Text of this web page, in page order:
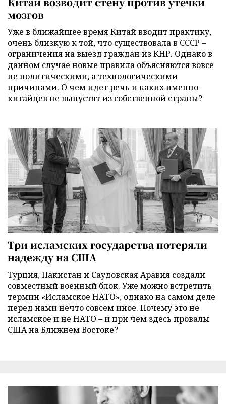
мозгов
Уже в ближайшее время Китай вводит практику,
очень близкую к той, что существовала в СССР –
ограничения на выезд граждан из КНР. Однако в
данном случае новые правила объясняются вовсе
не политическими, а технологическими
причинами. О чем идет речь и каких именно
китайцев не выпустят из собственной страны?
Три исламских государства потеряли
надежду на США
Турция, Пакистан и Саудовская Аравия создали
совместный военный блок. Уже можно встретить
термин «Исламское НАТО», однако на самом деле
перед нами нечто совсем иное. Почему это не
исламское и не НАТО – и при чем здесь провалы
США на Ближнем Востоке?